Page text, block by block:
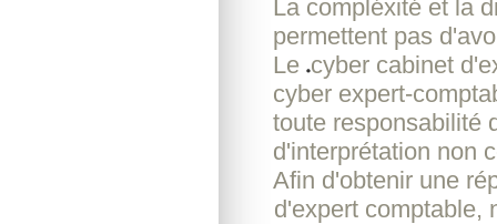
La compléxité et la
permettent pas
Le cyber cabinet
cyber expert-
toute responsabilité
d'interprétation non
Afin d'obtenir une
d'expert comptable,